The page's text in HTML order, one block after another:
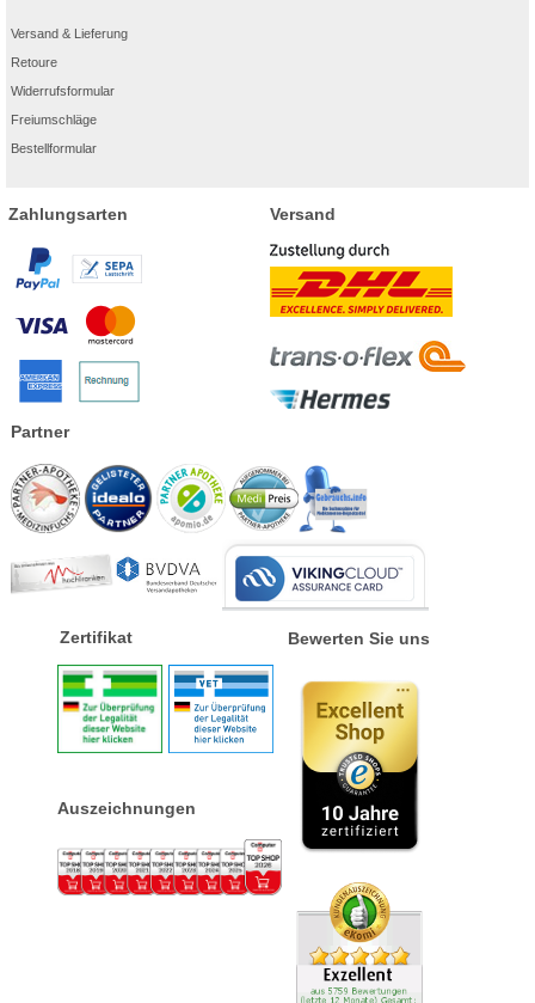
Versand & Lieferung
Retoure
Widerrufsformular
Freiumschläge
Bestellformular
Zahlungsarten Versand
Partner
Zertifikat
Auszeichnungen
Bewerten Sie uns